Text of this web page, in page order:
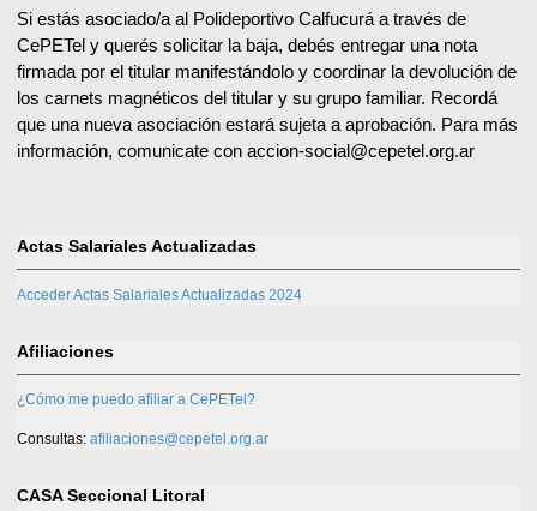
Si estás asociado/a al Polideportivo Calfucurá a través de
CePETel y querés solicitar la baja, debés entregar una nota
firmada por el titular manifestándolo y coordinar la devolución de
los carnets magnéticos del titular y su grupo familiar. Recordá
que una nueva asociación estará sujeta a aprobación. Para más
información, comunicate con accion-social@cepetel.org.ar
Actas Salariales Actualizadas
Acceder Actas Salariales Actualizadas 2024
Afiliaciones
¿Cómo me puedo afiliar a CePETel?
Consultas: afiliaciones@cepetel.org.ar
CASA Seccional Litoral